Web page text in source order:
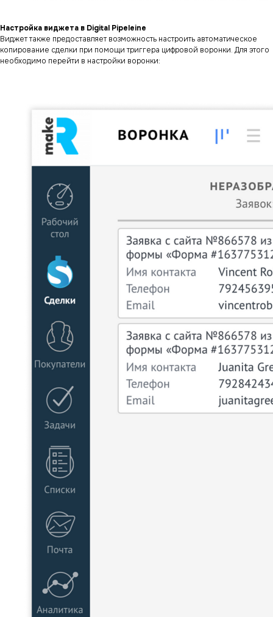
Настройка виджета в Digital Pipeleine
Виджет также предоставляет возможность настроить автоматическое
копирование сделки при помощи триггера цифровой воронки. Для этого
необходимо перейти в настройки воронки: